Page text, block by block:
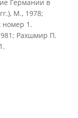
Германии в
М., 1978;
номер 1.
Ρахшмир П.